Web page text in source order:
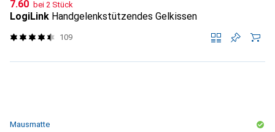
CHF
7.60 bei 2 Stück
LogiLink Handgelenkstützendes Gelkissen
109
Mausmatte